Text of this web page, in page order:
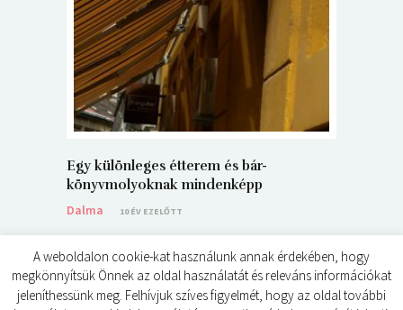
Egy különleges étterem és bár-
könyvmolyoknak mindenképp
Dalma
10 ÉV EZELŐTT
A weboldalon cookie-kat használunk annak érdekében, hogy
megkönnyítsük Önnek az oldal használatát és releváns információkat
jeleníthessünk meg. Felhívjuk szíves figyelmét, hogy az oldal további